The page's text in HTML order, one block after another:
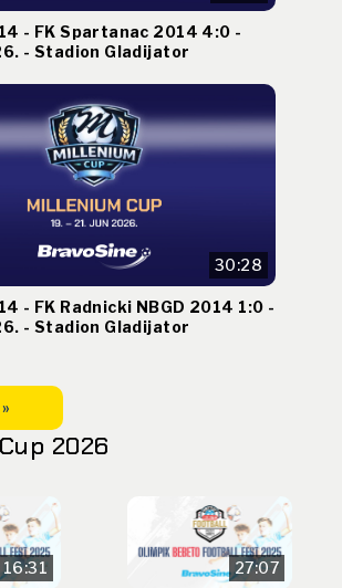
- FK Spartanac 2014 4:0 -
- Stadion Gladijator
30:28
- FK Radnicki NBGD 2014 1:0 -
- Stadion Gladijator
2026
16:31 27:07